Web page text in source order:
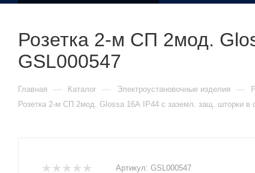
Розетка 2-м СП 2мод.
GSL000547
Главная — Каталог — Электроустановочные изделия —
Розетка 2-м СП 2мод. Glossa 16А IP44 с заземл. защ. шторки в
Артикул: GSL000547